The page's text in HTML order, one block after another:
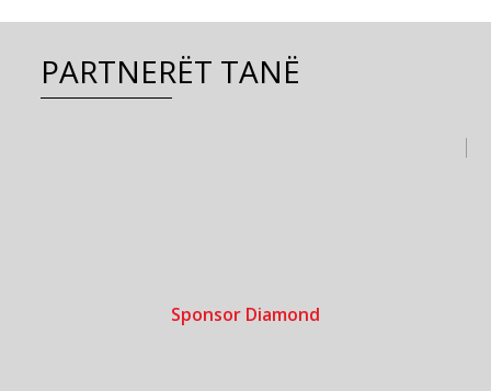
PARTNERËT TANË
Sponsor Diamond